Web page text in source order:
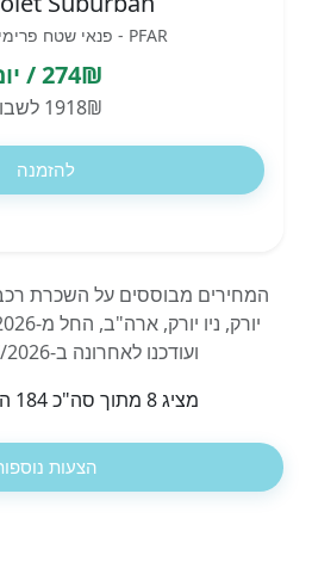
PFAR - פנאי שטח פרימיום אוטומט
274₪ / יום
1918₪ לשבוע
להזמנה
ועודכנו לאחרונה ב-09/07/2026 14:10.
מציג 8 מתוך סה"כ 184 הצעות שמצאנו
הצעות